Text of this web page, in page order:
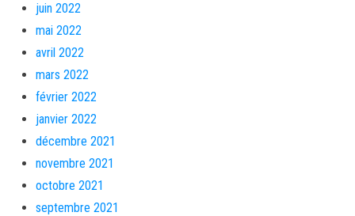
juin 2022
mai 2022
avril 2022
mars 2022
février 2022
janvier 2022
décembre 2021
novembre 2021
octobre 2021
septembre 2021